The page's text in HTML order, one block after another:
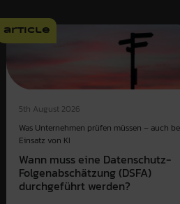
article
5th August 2026
Was Unternehmen prüfen müssen – auch
Einsatz von KI
Wann muss eine Datenschutz-
Folgenabschätzung (DSFA)
durchgeführt werden?